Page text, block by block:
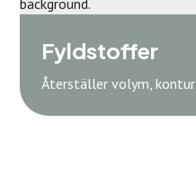
Fyldstoffer
Återställer volym,